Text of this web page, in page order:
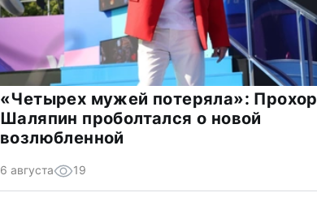
«Четырех мужей потеряла»: Прохор
Шаляпин проболтался о новой
возлюбленной
6 августа 19